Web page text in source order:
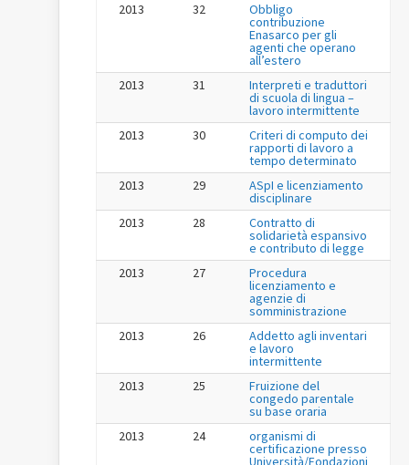
2013
32 Obbligo
contribuzione
Enasarco per gli
agenti che operano
all’estero
2013
31 Interpreti e traduttori
di scuola di lingua –
lavoro intermittente
2013
30 Criteri di computo dei
rapporti di lavoro a
tempo determinato
2013
29 ASpI e licenziamento
disciplinare
2013
28 Contratto di
solidarietà espansivo
e contributo di legge
2013
27 Procedura
licenziamento e
agenzie di
somministrazione
2013
26 Addetto agli inventari
e lavoro
intermittente
2013
25 Fruizione del
congedo parentale
su base oraria
2013
24 organismi di
certificazione presso
Università/Fondazioni